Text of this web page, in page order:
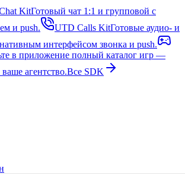
KitГотовый чат 1:1 и групповой с
и push.
UTD Calls KitГотовые аудио- и
интерфейсом звонка и push.
в приложение полный каталог игр —
агентство.Все SDK